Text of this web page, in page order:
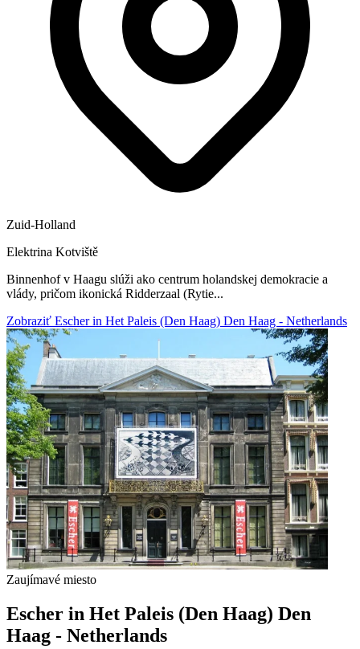
Zuid-Holland
Elektrina Kotviště
Binnenhof v Haagu slúži ako centrum holandskej demokracie a
vlády, pričom ikonická Ridderzaal (Rytie...
Zobraziť Escher in Het Paleis (Den Haag) Den Haag - Netherlands
Zaujímavé miesto
Escher in Het Paleis (Den Haag) Den
Haag - Netherlands